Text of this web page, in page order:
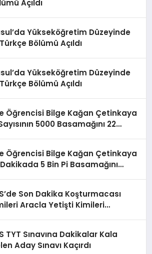
Açıldı
Yükseköğretim Düzeyinde
Bölümü Açıldı
Yükseköğretim Düzeyinde
Bölümü Açıldı
Öğrencisi Bilge Kağan Çetinkaya
5000 Basamağını 22
Öğrencisi Bilge Kağan Çetinkaya
5 Bin Pi Basamağını
Son Dakika Koşturmacası
Aracla Yetişti Kimileri
TYT Sınavına Dakikalar Kala
Aday Sınavı Kaçırdı